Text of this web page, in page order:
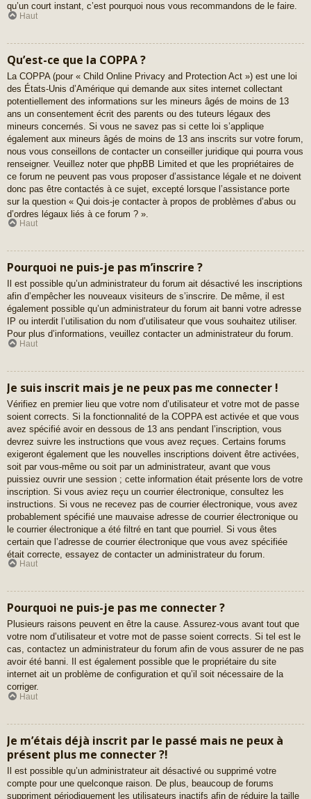
qu’un court instant, c’est pourquoi nous vous recommandons de le faire.
Haut
Qu’est-ce que la COPPA ?
La COPPA (pour « Child Online Privacy and Protection Act ») est une loi
des États-Unis d’Amérique qui demande aux sites internet collectant
potentiellement des informations sur les mineurs âgés de moins de 13
ans un consentement écrit des parents ou des tuteurs légaux des
mineurs concernés. Si vous ne savez pas si cette loi s’applique
également aux mineurs âgés de moins de 13 ans inscrits sur votre forum,
nous vous conseillons de contacter un conseiller juridique qui pourra vous
renseigner. Veuillez noter que phpBB Limited et que les propriétaires de
ce forum ne peuvent pas vous proposer d’assistance légale et ne doivent
donc pas être contactés à ce sujet, excepté lorsque l’assistance porte
sur la question « Qui dois-je contacter à propos de problèmes d’abus ou
d’ordres légaux liés à ce forum ? ».
Haut
Pourquoi ne puis-je pas m’inscrire ?
Il est possible qu’un administrateur du forum ait désactivé les inscriptions
afin d’empêcher les nouveaux visiteurs de s’inscrire. De même, il est
également possible qu’un administrateur du forum ait banni votre adresse
IP ou interdit l’utilisation du nom d’utilisateur que vous souhaitez utiliser.
Pour plus d’informations, veuillez contacter un administrateur du forum.
Haut
Je suis inscrit mais je ne peux pas me connecter !
Vérifiez en premier lieu que votre nom d’utilisateur et votre mot de passe
soient corrects. Si la fonctionnalité de la COPPA est activée et que vous
avez spécifié avoir en dessous de 13 ans pendant l’inscription, vous
devrez suivre les instructions que vous avez reçues. Certains forums
exigeront également que les nouvelles inscriptions doivent être activées,
soit par vous-même ou soit par un administrateur, avant que vous
puissiez ouvrir une session ; cette information était présente lors de votre
inscription. Si vous aviez reçu un courrier électronique, consultez les
instructions. Si vous ne recevez pas de courrier électronique, vous avez
probablement spécifié une mauvaise adresse de courrier électronique ou
le courrier électronique a été filtré en tant que pourriel. Si vous êtes
certain que l’adresse de courrier électronique que vous avez spécifiée
était correcte, essayez de contacter un administrateur du forum.
Haut
Pourquoi ne puis-je pas me connecter ?
Plusieurs raisons peuvent en être la cause. Assurez-vous avant tout que
votre nom d’utilisateur et votre mot de passe soient corrects. Si tel est le
cas, contactez un administrateur du forum afin de vous assurer de ne pas
avoir été banni. Il est également possible que le propriétaire du site
internet ait un problème de configuration et qu’il soit nécessaire de la
corriger.
Haut
Je m’étais déjà inscrit par le passé mais ne peux à
présent plus me connecter ?!
Il est possible qu’un administrateur ait désactivé ou supprimé votre
compte pour une quelconque raison. De plus, beaucoup de forums
suppriment périodiquement les utilisateurs inactifs afin de réduire la taille